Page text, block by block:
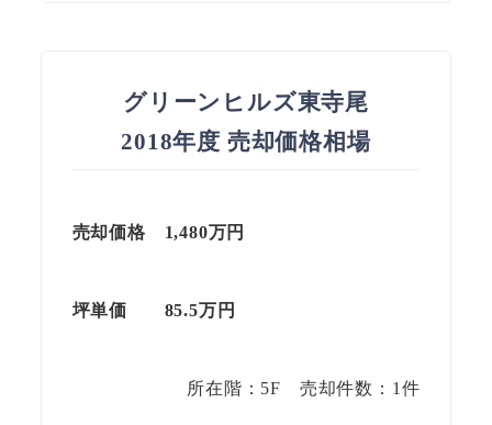
グリーンヒルズ東寺尾
2018年度 売却価格相場
売却価格 1,480万円
坪単価 85.5万円
所在階：5F 売却件数：1件